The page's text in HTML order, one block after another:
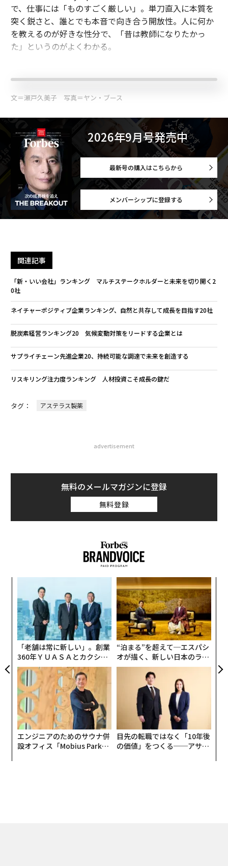
で、仕事には「ものすごく厳しい」。単刀直入に本質を
突く鋭さと、誰とでも本音で向き合う開放性。人に何か
を教えるのが好きな性分で、「昔は教師になりたかっ
た」というのがよくわかる。
文＝瀬戸久美子 写真＝ヤン・ブース
最新号の購入はこちらから
「新・いい会社」ランキング マルチステークホルダーと未来を切り開く2
ネイチャーポジティブ企業ランキング、自然と共存して成長を目指す20社
脱炭素経営ランキング20 気候変動対策をリードする企業とは
サプライチェーン先進企業20、持続可能な調達で未来を創造する
リスキリング注力度ランキング 人材投資こそ成長の鍵だ
タグ： アステラス製薬
advertisement